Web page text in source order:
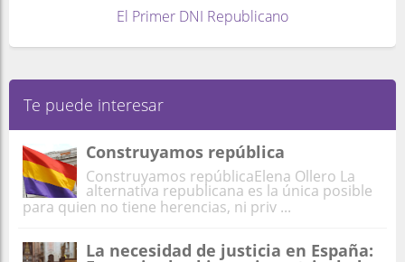
El Primer DNI Republicano
Te puede interesar
Construyamos república
Construyamos repúblicaElena Ollero La
alternativa republicana es la única posible
para quien no tiene herencias, ni priv ...
La necesidad de justicia en España: